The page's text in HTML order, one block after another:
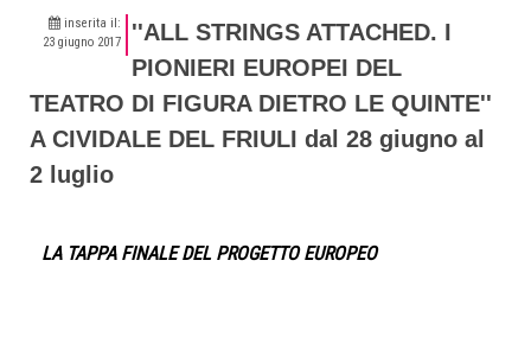
inserita il:
23 giugno 2017
''ALL STRINGS ATTACHED. I
PIONIERI EUROPEI DEL
TEATRO DI FIGURA DIETRO LE QUINTE''
A CIVIDALE DEL FRIULI dal 28 giugno al
2 luglio
LA TAPPA FINALE DEL PROGETTO EUROPEO